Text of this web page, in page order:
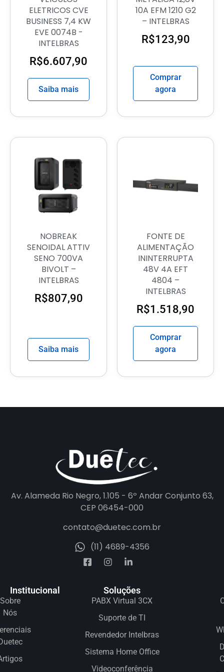
ELETRICOS CVE
BUSINESS 7,4 KW
EVE 0074B -
INTELBRAS
R$6.607,90
Saiba mais
10A EFM 1210 G2
– INTELBRAS
R$123,90
Comprar
agora
NOBREAK
SENOIDAL ATTIV
SENO 700VA
BIVOLT –
INTELBRAS
R$807,90
Saiba mais
FONTE DE
ALIMENTAÇÃO
ININTERRUPTA
48V 4A EFT
4804 –
INTELBRAS
R$1.518,90
Comprar
agora
Av. Alameda Rio Negro, 1.105 - 6º Andar Conjunto 63,
CEP 06454-000
contato@duetec.com.br
(11) 4689-4356
Institucional
Sobre
Nós
Soluções
PABX Virtual 3CX
Suporte de TI
Revendedor Intelbras
Sistema Home Office
Videoconferência